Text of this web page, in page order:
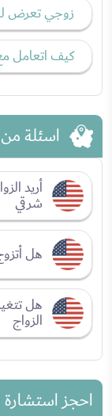
زوجي تعرض
كيف اتعامل
اسئلة
أريد
شرقي
هل
هل
الزواج
احجز استشارة